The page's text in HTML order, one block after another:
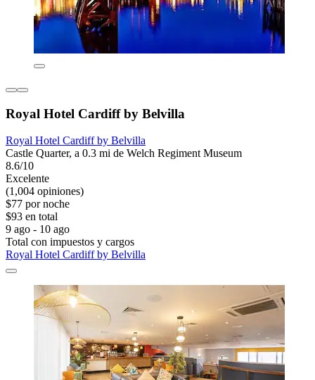
Royal Hotel Cardiff by Belvilla
Royal Hotel Cardiff by Belvilla
Castle Quarter, a 0.3 mi de Welch Regiment Museum
8.6/10
Excelente
(1,004 opiniones)
$77 por noche
$93 en total
9 ago - 10 ago
Total con impuestos y cargos
Royal Hotel Cardiff by Belvilla